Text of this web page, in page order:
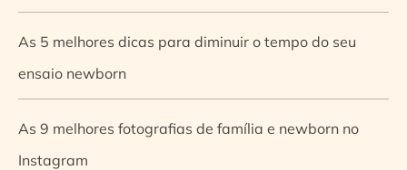
As 5 melhores dicas para diminuir o tempo do seu
ensaio newborn
As 9 melhores fotografias de família e newborn no
Instagram